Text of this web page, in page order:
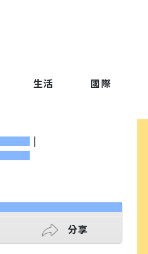
生活 國際
|
分享